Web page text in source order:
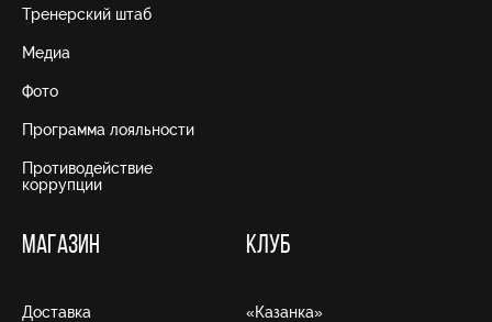
Тренерский штаб
Медиа
Фото
Программа лояльности
Противодействие
коррупции
МАГАЗИН
Доставка
КЛУБ
«Казанка»